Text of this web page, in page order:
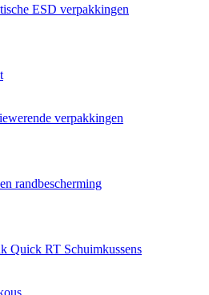
ESD verpakkingen
verpakkingen
randbescherming
Quick RT Schuimkussens